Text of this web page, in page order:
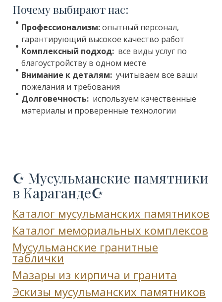
Почему выбирают нас:
Профессионализм:опытный персонал,
гарантирующий высокое качество работ
Комплексный подход: все виды услуг по
благоустройству в одном месте
Внимание к деталям: учитываем все ваши
пожелания и требования
Долговечность: используем качественные
материалы и проверенные технологии
☪️ Мусульманские памятники
в Караганде☪️
Каталог мусульманских памятников
Каталог мемориальных комплексов
Мусульманские гранитные
таблички
Мазары из кирпича и гранита
Эскизы мусульманских памятников